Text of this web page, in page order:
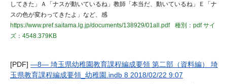
してきた」Ａ「ナスが動いているね」教師「本当だ、動いているね」Ｅ「ナ
スの色が変わってきたよ」など、感
https://www.pref.saitama.lg.jp/documents/138929/01all.pdf
種別：pdfサイ
ズ：4548.379KB
[PDF] ―8― 埼玉県幼稚園教育課程編成要領 第二部（資料編） 埼
玉県教育課程編成要領_幼稚園.indb 8 2018/02/22 9:07